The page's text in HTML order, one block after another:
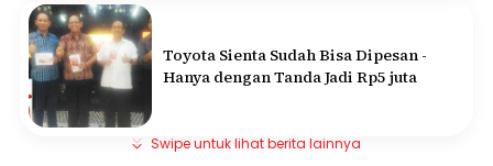
Toyota Sienta Sudah Bisa Dipesan -
Hanya dengan Tanda Jadi Rp5 juta
Swipe untuk lihat berita lainnya